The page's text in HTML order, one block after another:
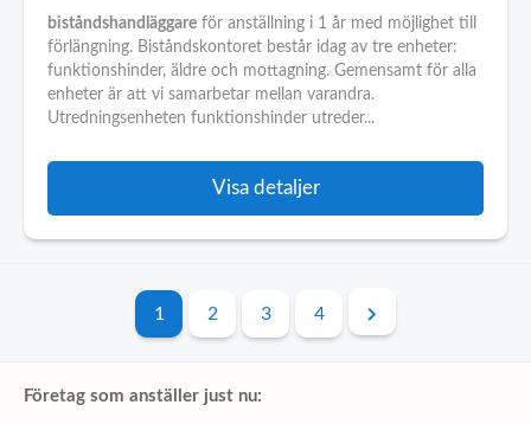
biståndshandläggare för anställning i 1 år med möjlighet till
förlängning. Biståndskontoret består idag av tre enheter:
funktionshinder, äldre och mottagning. Gemensamt för alla
enheter är att vi samarbetar mellan varandra.
Utredningsenheten funktionshinder utreder...
Visa detaljer
1 2 3 4
Företag som anställer just nu: